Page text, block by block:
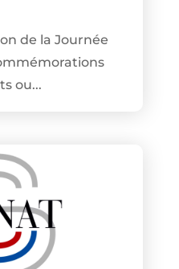
de la Journée
ou...